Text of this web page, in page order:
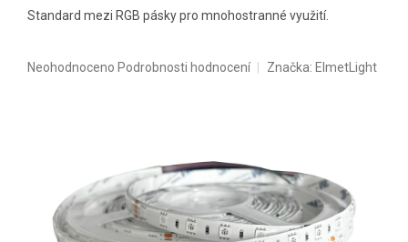
Standard mezi RGB pásky pro mnohostranné využití.
Průměrné hodnocení produktu je 0,0 z 5 hvězdiček.
Neohodnoceno Podrobnosti hodnocení Značka: ElmetLight